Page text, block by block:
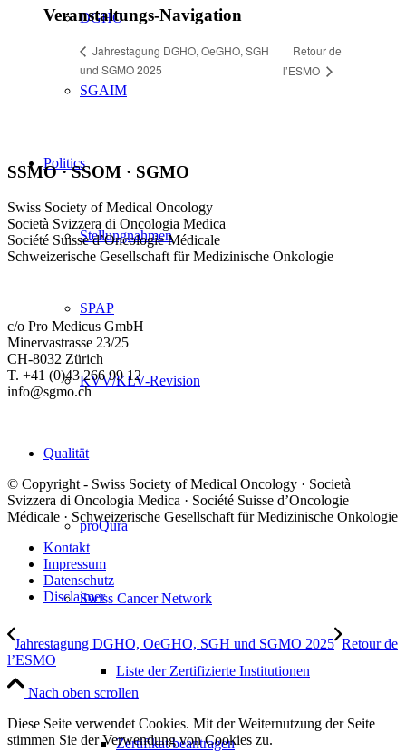
DGHO
SGAIM
Politics
Stellungnahmen
SPAP
KVV/KLV-Revision
Qualität
proQura
Swiss Cancer Network
Liste der Zertifizierte Institutionen
Zertifikat beantragen
Veranstaltungs-Navigation
Jahrestagung DGHO, OeGHO, SGH
und SGMO 2025
Retour de
l’ESMO
SSMO · SSOM · SGMO
Swiss Society of Medical Oncology
Società Svizzera di Oncologia Medica
Société Suisse d’Oncologie Médicale
Schweizerische Gesellschaft für Medizinische Onkologie
c/o Pro Medicus GmbH
Minervastrasse 23/25
CH-8032 Zürich
T. +41 (0)43 266 99 12
info@sgmo.ch
© Copyright - Swiss Society of Medical Oncology · Società
Svizzera di Oncologia Medica · Société Suisse d’Oncologie
Médicale · Schweizerische Gesellschaft für Medizinische Onkologie
Kontakt
Impressum
Datenschutz
Disclaimer
Jahrestagung DGHO, OeGHO, SGH und SGMO 2025 Retour de
l’ESMO
Nach oben scrollen
Diese Seite verwendet Cookies. Mit der Weiternutzung der Seite
stimmen Sie der Verwendung von Cookies zu.